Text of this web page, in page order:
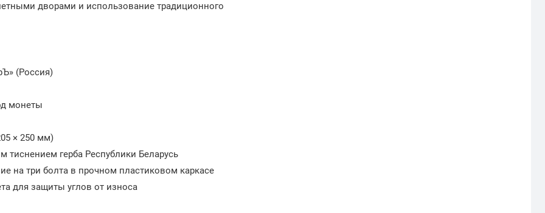
дворами и использование традиционного
(Россия)
монеты
× 250 мм)
герба Республики Беларусь
на три болта в прочном пластиковом каркасе
для защиты углов от износа